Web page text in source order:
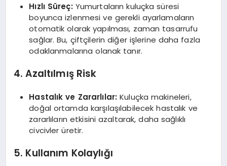
Hızlı Süreç: Yumurtaların kuluçka süresi
boyunca izlenmesi ve gerekli ayarlamaların
otomatik olarak yapılması, zaman tasarrufu
sağlar. Bu, çiftçilerin diğer işlerine daha fazla
odaklanmalarına olanak tanır.
4. Azaltılmış Risk
Hastalık ve Zararlılar: Kuluçka makineleri,
doğal ortamda karşılaşılabilecek hastalık ve
zararlıların etkisini azaltarak, daha sağlıklı
civcivler üretir.
5. Kullanım Kolaylığı